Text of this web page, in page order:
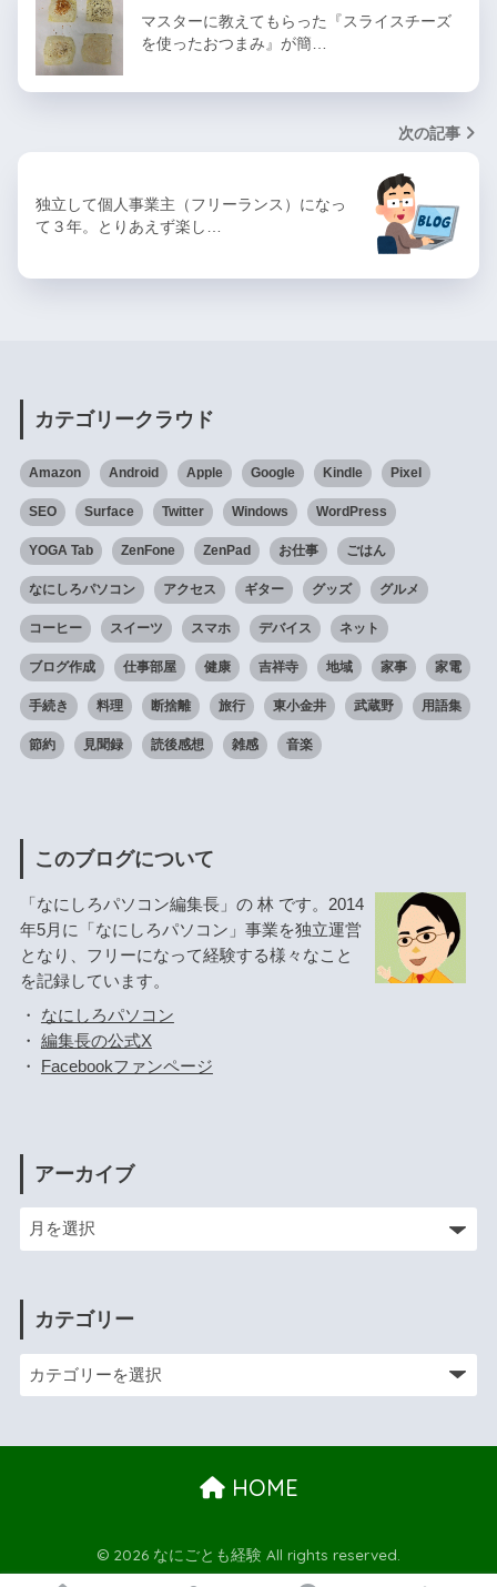
マスターに教えてもらった『スライスチーズ
を使ったおつまみ』が簡…
次の記事
独立して個人事業主（フリーランス）になっ
て３年。とりあえず楽し…
カテゴリークラウド
Amazon Android Apple Google Kindle Pixel
SEO Surface Twitter Windows WordPress
YOGA Tab ZenFone ZenPad お仕事 ごはん
なにしろパソコン アクセス ギター グッズ グルメ
コーヒー スイーツ スマホ デバイス ネット
ブログ作成 仕事部屋 健康 吉祥寺 地域 家事 家電
手続き 料理 断捨離 旅行 東小金井 武蔵野 用語集
節約 見聞録 読後感想 雑感 音楽
このブログについて
「なにしろパソコン編集長」の 林 です。2014
年5月に「なにしろパソコン」事業を独立運営
となり、フリーになって経験する様々なこと
を記録しています。
・ なにしろパソコン
・ 編集長の公式X
・
Facebookファンページ
アーカイブ
カテゴリー
HOME
© 2026 なにごとも経験 All rights reserved.